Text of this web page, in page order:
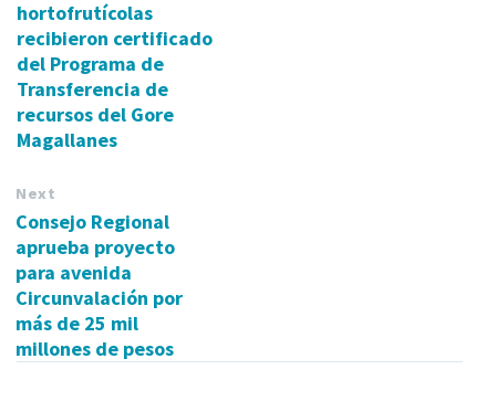
hortofrutícolas
recibieron certificado
del Programa de
Transferencia de
recursos del Gore
Magallanes
Next
Consejo Regional
aprueba proyecto
para avenida
Circunvalación por
más de 25 mil
millones de pesos